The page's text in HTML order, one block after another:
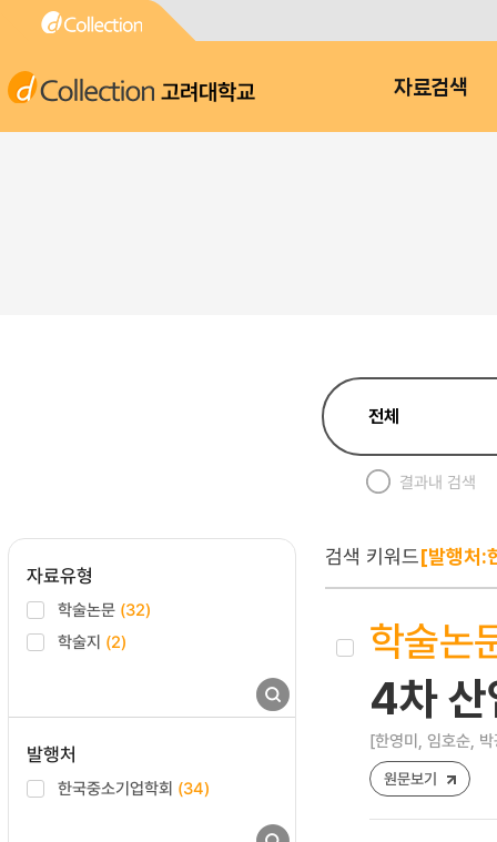
고려대학교 자료검색
결과내 검색
자료유형
학술논문 (32)
학술지 (2)
발행처
한국중소기업학회 (34)
검색 키워드[발행처:
학술논
4차 산
[한영미, 임호순,
원문보기